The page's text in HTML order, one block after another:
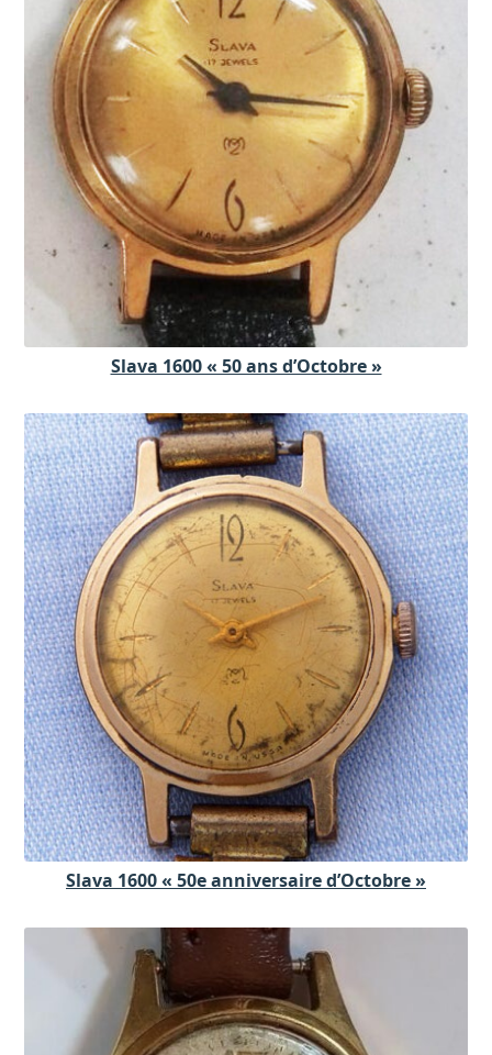
Slava 1600 « 50 ans d’Octobre »
Slava 1600 « 50e anniversaire d’Octobre »